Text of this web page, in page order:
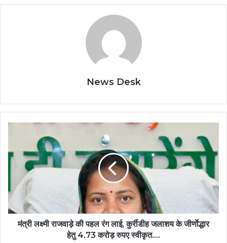
News Desk
की
लाई,
कुर्रीडीह
जलाशय
मंत्री लक्ष्मी राजवाड़े की पहल रंग लाई, कुर्रीडीह जलाशय के जीर्णाेद्धार
हेतु 4.73 करोड़ रुपए स्वीकृत….